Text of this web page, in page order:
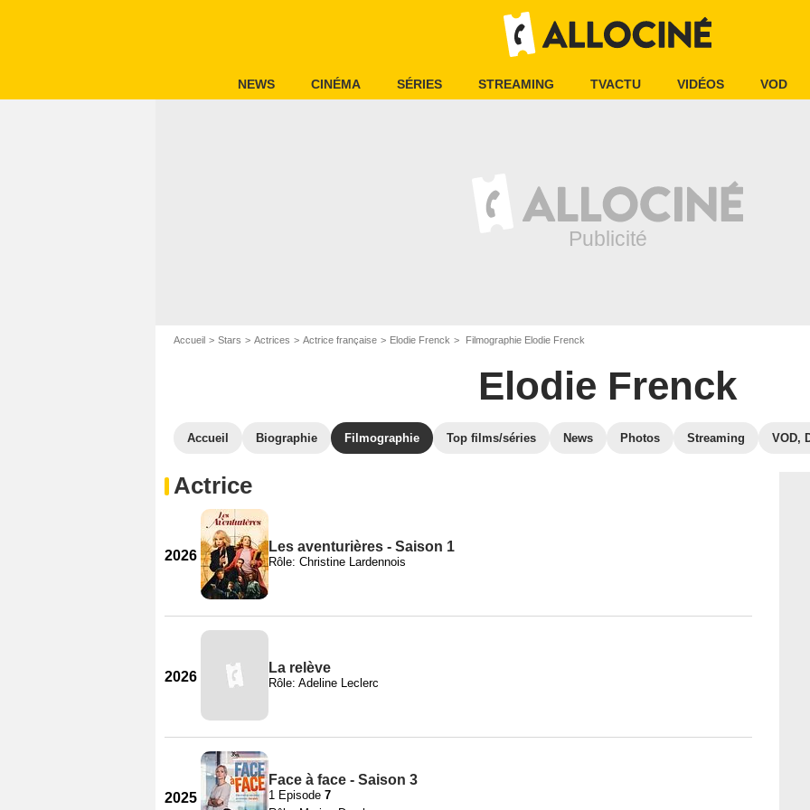
NEWS CINÉMA SÉRIES STREAMING TVACTU VIDÉOS VOD
Accueil Stars Actrices Actrice française Elodie Frenck Filmographie Elodie Frenck
Elodie Frenck
Accueil Biographie Filmographie Top films/séries News Photos Streaming VOD,
Actrice
2026
Les aventurières - Saison 1
Rôle: Christine Lardennois
2026
La relève
Rôle: Adeline Leclerc
2025
Face à face - Saison 3
1 Episode 7